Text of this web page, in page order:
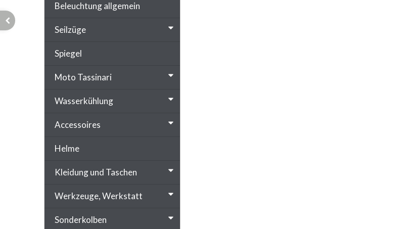
Beleuchtung allgemein
Seilzüge
Spiegel
Moto Tassinari
Wasserkühlung
Accessoires
Helme
Kleidung und Taschen
Werkzeuge, Werkstatt
Sonderkolben